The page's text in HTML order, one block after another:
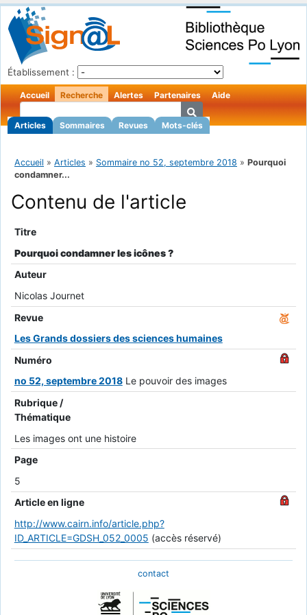
Établissement :
Accueil Recherche
Articles Sommaires Revues Mots-clés
Alertes Partenaires Aide
Accueil » Articles » Sommaire no 52, septembre 2018 » Pourquoi
condamner...
Contenu de l'article
Titre
Pourquoi condamner les icônes ?
Auteur
Nicolas Journet
Revue
Les Grands dossiers des sciences humaines
Numéro
no 52, septembre 2018 Le pouvoir des images
Rubrique /
Thématique
Les images ont une histoire
Page
5
Article en ligne
http://www.cairn.info/article.php?
ID_ARTICLE=GDSH_052_0005 (accès réservé)
contact